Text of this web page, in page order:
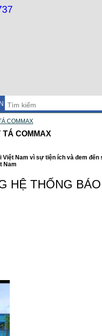
COMMAX
TÁ COMMAX
Việt Nam vì sự tiện ích và đem đến
Nam
HỆ THỐNG